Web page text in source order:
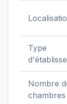
Type
Nombre
chambres